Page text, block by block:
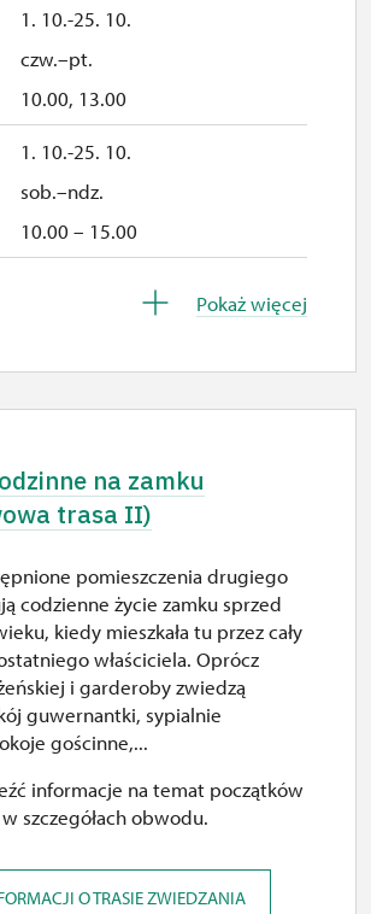
1. 10.-25. 10.
czw.–pt.
10.00, 13.00
1. 10.-25. 10.
sob.–ndz.
10.00 – 15.00
27. 10.
10.00 – 15.00
śr.
10.00 – 15.00
29. 10.
czw.
10.00 – 15.00
30. 10.
10.00 – 15.00
Pokaż więcej
na zamku
trasa II)
pomieszczenia drugiego
codzienne życie zamku sprzed
kiedy mieszkała tu przez cały
właściciela. Oprócz
i garderoby zwiedzą
guwernantki, sypialnie
gościnne,...
informacje na temat początków
szczegółach obwodu.
O TRASIE ZWIEDZANIA